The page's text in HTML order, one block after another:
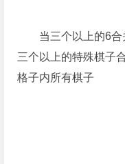
当三个以上的6
三个以上的特殊棋子
格子内所有棋子